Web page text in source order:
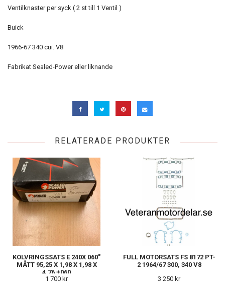
Ventilknaster per syck ( 2 st till 1 Ventil )
Buick
1966-67 340 cui. V8
Fabrikat Sealed-Power eller liknande
RELATERADE PRODUKTER
KOLVRINGSSATS E 240X 060"
MÅTT 95,25 X 1,98 X 1,98 X
4,76 +060
1 700 kr
FULL MOTORSATS FS 8172 PT-
2 1964/67 300, 340 V8
3 250 kr